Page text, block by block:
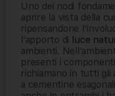
Uno dei nodi
aprire la vista della
ripensandone
l’apporto di luce
ambienti.
presenti i
richiamano in tutti gli
a cementine